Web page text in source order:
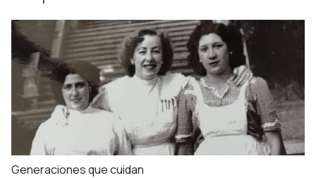
Generaciones que cuidan